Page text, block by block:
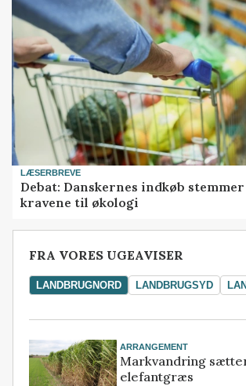
LÆSERBREVE
Debat: Danskernes indkøb
kravene til økologi
FRA VORES UGEAVISER
LANDBRUGNORD LANDBRUGSYD
ARRANGEMENT
Markvandring
elefantgræs